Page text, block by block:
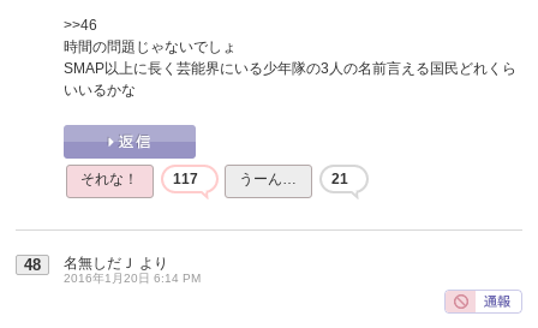
>>46
時間の問題じゃないでしょ
SMAP以上に長く芸能界にいる少年隊の3人の名前言える国民どれくら
いいるかな
それな！ 117 うーん… 21
48 名無しだＪ より
2016年1月20日 6:14 PM